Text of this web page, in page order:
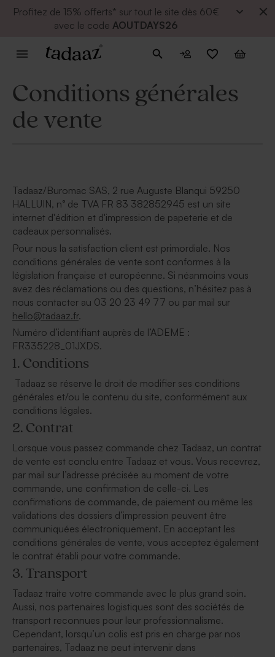
Profitez de 15% offerts* sur tout le site dès 60€
avec le code AOUTDAYS26
Conditions générales
de vente
Tadaaz/Buromac SAS, 2 rue Auguste Blanqui 59250
HALLUIN, n° de TVA FR 83 382852945 est un site
internet d'édition et d'impression de papeterie et de
cadeaux personnalisés.
Pour nous la satisfaction client est primordiale. Nos
conditions générales de vente sont conformes à la
législation française et européenne. Si néanmoins vous
avez des réclamations ou des questions, n’hésitez pas à
nous contacter au 03 20 23 49 77 ou par mail sur
hello@tadaaz.fr.
Numéro d’identifiant auprès de l’ADEME :
FR335228_01JXDS.
1. Conditions
Tadaaz se réserve le droit de modifier ses conditions
générales et/ou le contenu du site, conformément aux
conditions légales.
2. Contrat
Lorsque vous passez commande chez Tadaaz, un contrat
de vente est conclu entre Tadaaz et vous. Vous recevrez,
par mail sur l’adresse précisée au moment de votre
commande, une confirmation de celle-ci. Les
confirmations de commande, de paiement ou même les
validations des dossiers d’impression peuvent être
communiquées électroniquement. En acceptant les
conditions générales de vente, vous acceptez également
le contrat établi pour votre commande.
3. Transport
Tadaaz traite votre commande avec le plus grand soin.
Aussi, nos partenaires logistiques sont des sociétés de
transport reconnues pour leur professionnalisme.
Cependant, lorsqu’un colis est pris en charge par nos
partenaires, Tadaaz ne peut intervenir dans